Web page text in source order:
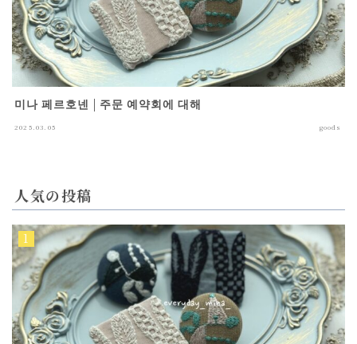
미나 페르호넨 | 주문 예약회에 대해
2025.03.05 goods
人気の投稿